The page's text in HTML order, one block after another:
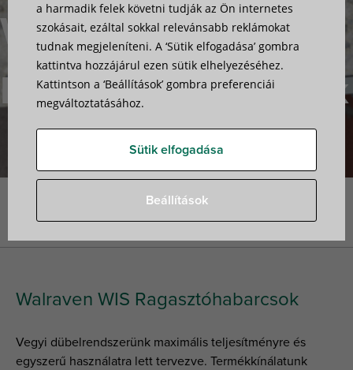
WIS
Ragasztóhabarcsok
Walraven Nehéz dübelek»
Ragasztóhabarcsok
Walraven WIS Ragasztóhabarcsok
Vegyi dübelrendszerünk maximális teljesítményre és
egyszerű használatra lett tervezve. Termékkínálatunk
a harmadik felek követni tudják az Ön internetes
szokásait, ezáltal sokkal relevánsabb reklámokat
tudnak megjeleníteni. A ‘Sütik elfogadása’ gombra
kattintva hozzájárul ezen sütik elhelyezéséhez.
Kattintson a ‘Beállítások’ gombra preferenciái
megváltoztatásához.
Sütik elfogadása
Beállítások